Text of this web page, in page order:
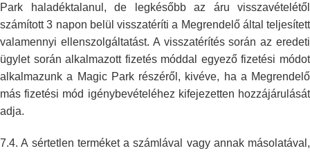
Park haladéktalanul, de legkésőbb az áru visszavételétől
számított 3 napon belül visszatéríti a Megrendelő által teljesített
valamennyi ellenszolgáltatást. A visszatérítés során az eredeti
ügylet során alkalmazott fizetés móddal
egyező fizetési módot
alkalmazunk a Magic Park részéről, kivéve, ha a Megrendelő
más fizetési mód igénybevételéhez kifejezetten hozzájárulását
adja.
7.4. A sértetlen terméket a számlával vagy annak másolatával,